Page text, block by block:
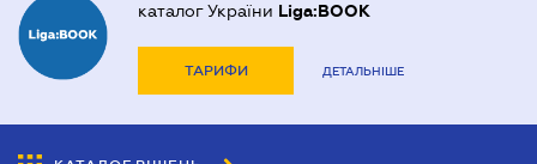
каталог України Liga:BOOK
ТАРИФИ ДЕТАЛЬНІШЕ